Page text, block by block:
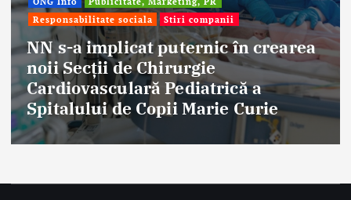
Afaceri & Economie
Publicitate, Marketing, PR
Stiri companii
Eternal Beauty, fondată la Salonta, a
aniversat 30 de ani în industria
frumuseții